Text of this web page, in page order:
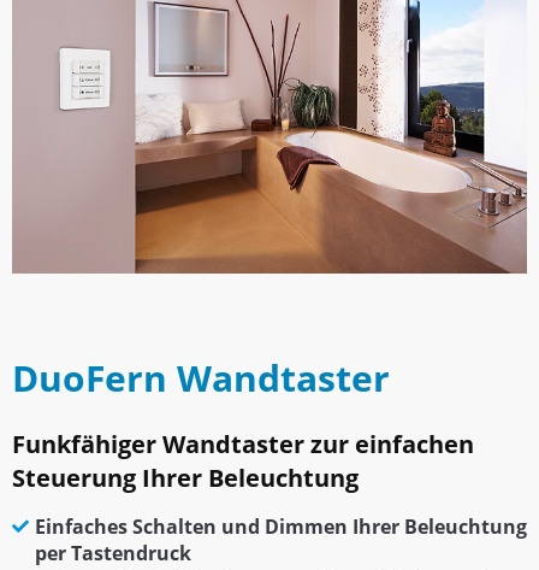
DuoFern Wandtaster
Funkfähiger Wandtaster zur einfachen
Steuerung Ihrer Beleuchtung
Einfaches Schalten und Dimmen Ihrer Beleuchtung
per Tastendruck